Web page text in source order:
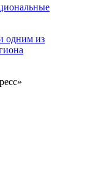
одним из